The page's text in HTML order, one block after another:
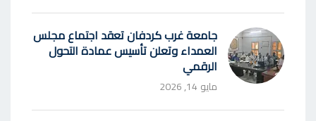
جامعة غرب كردفان تعقد اجتماع مجلس
العمداء وتعلن تأسيس عمادة التحول
الرقمي
مايو 14, 2026